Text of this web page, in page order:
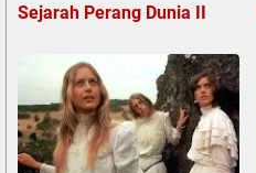
Sejarah Perang Dunia II